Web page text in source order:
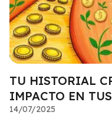
TU HISTORIAL
IMPACTO EN
14/07/2025